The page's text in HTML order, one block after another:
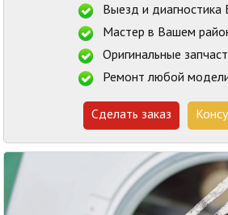
Выезд и диагностика
Мастер в Вашем
Оригинальные
Ремонт любой
Сделать заказ